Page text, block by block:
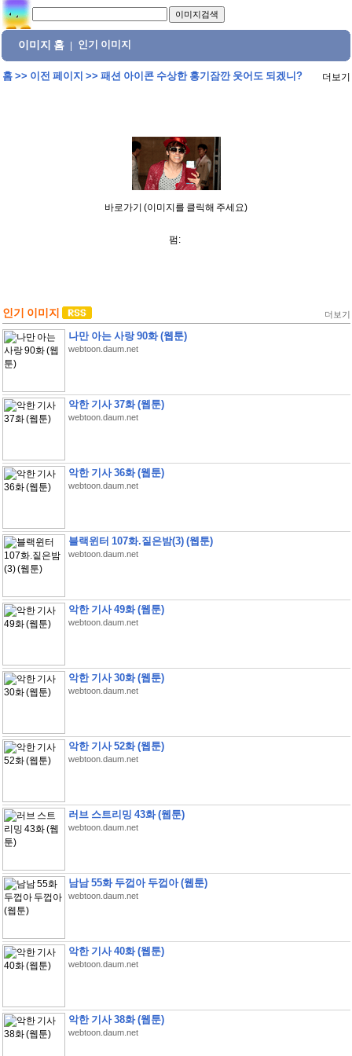
이미지 홈 인기 이미지
홈>> 이전 페이지 >> 패션 아이콘 수상한 홍기잠깐 웃어도 되겠니? 더보기
바로가기 (이미지를 클릭해 주세요)
펌:
인기 이미지 더보기
나만 아는 사랑 90화 (웹툰)
webtoon.daum.net
악한 기사 37화 (웹툰)
webtoon.daum.net
악한 기사 36화 (웹툰)
webtoon.daum.net
블랙윈터 107화.짙은밤(3) (웹툰)
webtoon.daum.net
악한 기사 49화 (웹툰)
webtoon.daum.net
악한 기사 30화 (웹툰)
webtoon.daum.net
악한 기사 52화 (웹툰)
webtoon.daum.net
러브 스트리밍 43화 (웹툰)
webtoon.daum.net
남남 55화 두껍아 두껍아 (웹툰)
webtoon.daum.net
악한 기사 40화 (웹툰)
webtoon.daum.net
악한 기사 38화 (웹툰)
webtoon.daum.net